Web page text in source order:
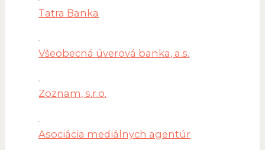
Tatra Banka
Všeobecná úverová banka, a.s.
Zoznam, s.r.o.
Asociácia mediálnych agentúr